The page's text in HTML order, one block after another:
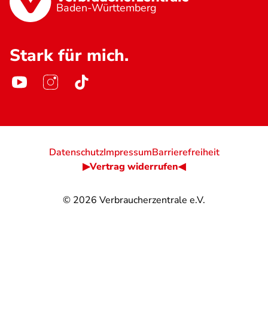
Baden-Württemberg
Stark für mich.
© 2026 Verbraucherzentrale e.V.
DatenschutzImpressumBarrierefreiheit
▶Vertrag widerrufen◀